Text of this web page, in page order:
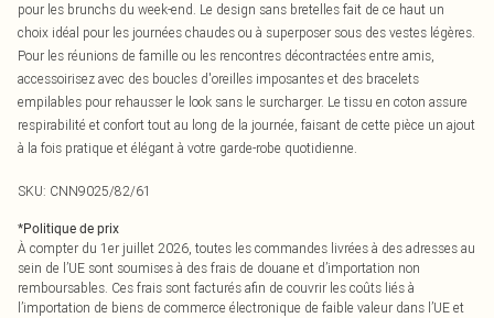
pour les brunchs du week-end. Le design sans bretelles fait de ce haut un
choix idéal pour les journées chaudes ou à superposer sous des vestes légères.
Pour les réunions de famille ou les rencontres décontractées entre amis,
accessoirisez avec des boucles d'oreilles imposantes et des bracelets
empilables pour rehausser le look sans le surcharger. Le tissu en coton assure
respirabilité et confort tout au long de la journée, faisant de cette pièce un ajout
à la fois pratique et élégant à votre garde-robe quotidienne.
SKU: CNN9025/82/61
*Politique de prix
À compter du 1er juillet 2026, toutes les commandes livrées à des adresses au
sein de l’UE sont soumises à des frais de douane et d’importation non
remboursables. Ces frais sont facturés afin de couvrir les coûts liés à
l’importation de biens de commerce électronique de faible valeur dans l’UE et